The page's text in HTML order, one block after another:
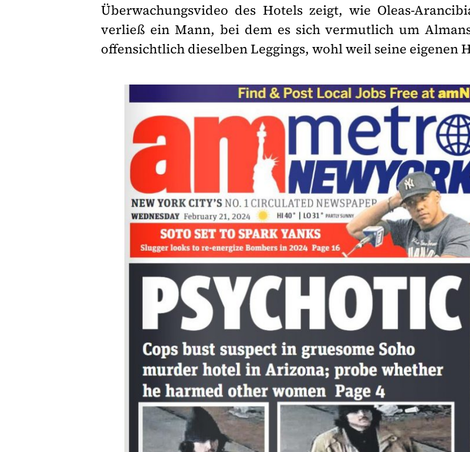
Überwachungsvideo des Hotels zeigt, wie Oleas-
verließ ein Mann, bei dem es sich vermutlich um
offensichtlich dieselben Leggings, wohl weil seine eigenen